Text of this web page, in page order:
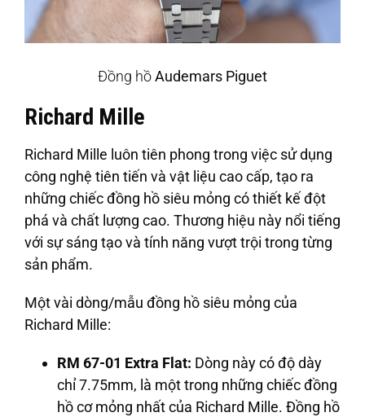
Đồng hồAudemars Piguet
Richard Mille
Richard Mille luôn tiên phong trong việc sử dụng
công nghệ tiên tiến và vật liệu cao cấp, tạo ra
những chiếc đồng hồ siêu mỏng có thiết kế đột
phá và chất lượng cao. Thương hiệu này nổi tiếng
với sự sáng tạo và tính năng vượt trội trong từng
sản phẩm.
Một vài dòng/mẫu đồng hồ siêu mỏng của
Richard Mille:
RM 67-01 Extra Flat: Dòng này có độ dày
chỉ 7.75mm, là một trong những chiếc đồng
hồ cơ mỏng nhất của Richard Mille. Đồng hồ